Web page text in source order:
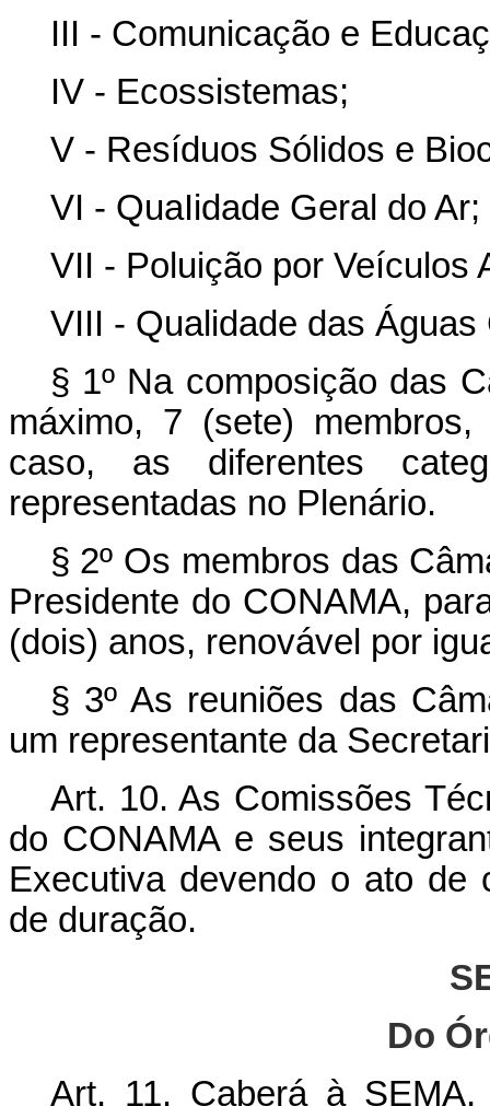
III - Comunicação e
IV - Ecossistemas;
V - Resíduos Sólidos e
VI - QuaIidade Geral do Ar;
VII - Poluição por Veículos
VIII - Qualidade das
§ 1º Na composição das
máximo, 7 (sete)
caso, as diferentes
representadas no Plenário.
§ 2º Os membros das
Presidente do CONAMA,
(dois) anos, renovável por
§ 3º As reuniões das
um representante da
Art. 10. As Comissões
do CONAMA e seus
Executiva devendo o ato de
de duração.
Do
Art. 11. Caberá à